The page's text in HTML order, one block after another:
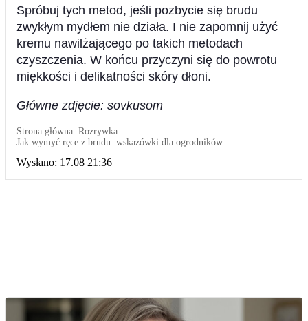
Spróbuj tych metod, jeśli pozbycie się brudu
zwykłym mydłem nie działa. I nie zapomnij użyć
kremu nawilżającego po takich metodach
czyszczenia. W końcu przyczyni się do powrotu
miękkości i delikatności skóry dłoni.
Główne zdjęcie: sovkusom
Strona główna Rozrywka
Jak wymyć ręce z brudu: wskazówki dla ogrodników
Wysłano: 17.08 21:36